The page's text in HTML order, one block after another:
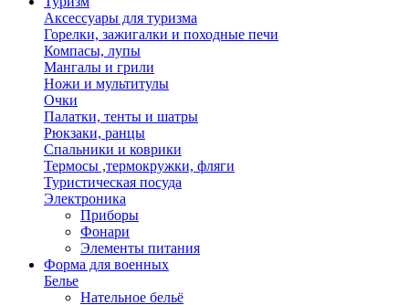
Аксессуары для туризма
Горелки, зажигалки и походные печи
Компасы, лупы
Мангалы и грили
Ножи и мультитулы
Очки
Палатки, тенты и шатры
Рюкзаки, ранцы
Спальники и коврики
Термосы ,термокружки, фляги
Туристическая посуда
Электроника
Приборы
Фонари
Элементы питания
Форма для военных
Белье
Нательное бельё